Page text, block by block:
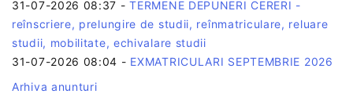
31-07-2026 08:37 -TERMENE DEPUNERI CERERI -
reînscriere, prelungire de studii, reînmatriculare, reluare
studii, mobilitate, echivalare studii
31-07-2026 08:04 - EXMATRICULARI SEPTEMBRIE 2026
Arhiva anunturi